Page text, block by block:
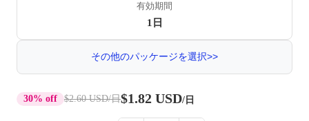
有効期間
1日
その他のパッケージを選択>>
30% off $2.60 USD/日$1.82 USD/日